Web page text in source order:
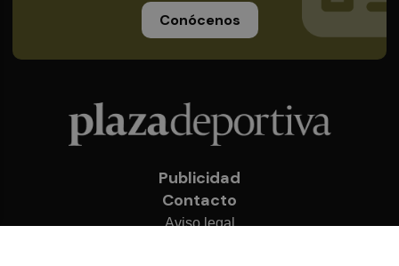
Conócenos
Publicidad
Contacto
Aviso legal